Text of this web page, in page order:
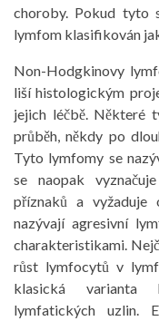
choroby. Pokud tyto
lymfom klasifikován
Non-Hodgkinovy
liší histologickým
jejich léčbě. Některé
průběh, někdy po
Tyto lymfomy se
se naopak
příznaků a vyžaduje
nazývají agresivní
charakteristikami.
růst lymfocytů v
klasická varianta
lymfatických uzlin.